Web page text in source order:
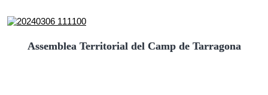
Assemblea Territorial del Camp de Tarragona